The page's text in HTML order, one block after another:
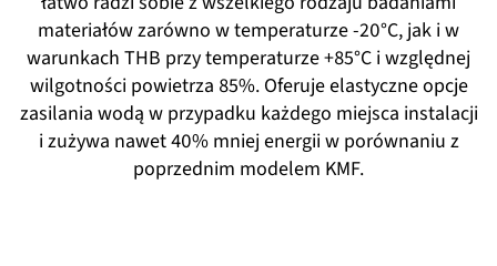
materiałów zarówno w temperaturze -20°C, jak i w
warunkach THB przy temperaturze +85°C i względnej
wilgotności powietrza 85%. Oferuje elastyczne opcje
zasilania wodą w przypadku każdego miejsca instalacji
i zużywa nawet 40% mniej energii w porównaniu z
poprzednim modelem KMF.